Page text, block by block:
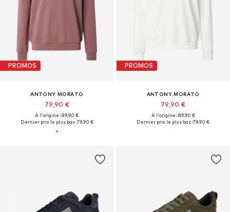
PROMOS
ANTONY MORATO
79,90 €
À l'origine : 89,90 €
Dernier prix le plus bas :79,90 €
PROMOS
ANTONY MORATO
79,90 €
À l'origine : 89,90 €
Dernier prix le plus bas :79,90 €